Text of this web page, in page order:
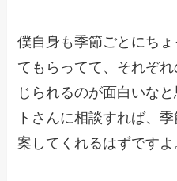
僕自身も季節ごとにち
てもらってて、それぞ
じられるのが面白いな
トさんに相談すれば、
案してくれるはずですよ